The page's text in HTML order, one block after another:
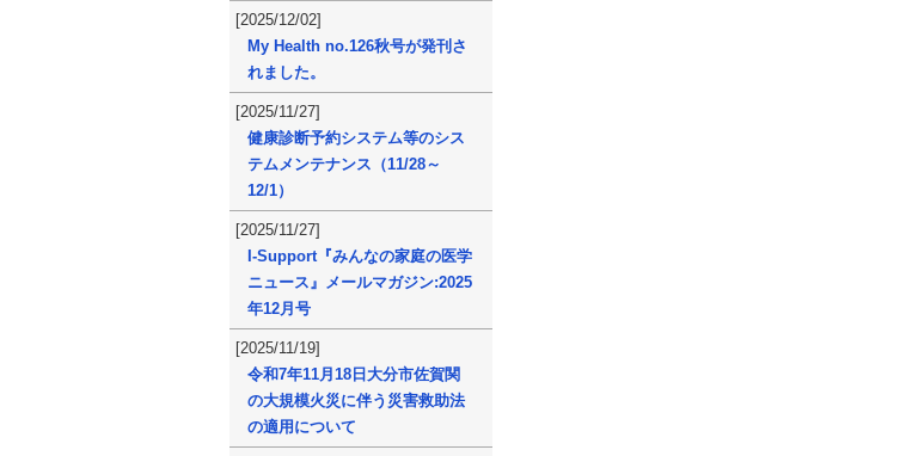
[2025/12/02]
My Health no.126秋号が発刊さ
れました。
[2025/11/27]
健康診断予約システム等のシス
テムメンテナンス（11/28～
12/1）
[2025/11/27]
I-Support『みんなの家庭の医学
ニュース』メールマガジン:2025
年12月号
[2025/11/19]
令和7年11月18日大分市佐賀関
の大規模火災に伴う災害救助法
の適用について